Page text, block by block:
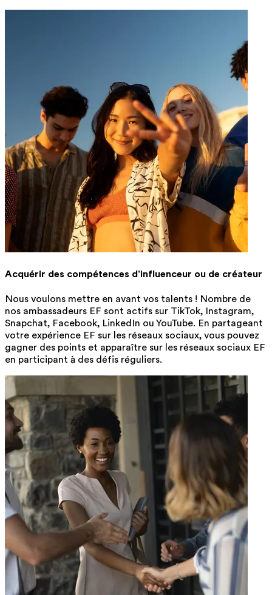
Acquérir des compétences d'influenceur ou de créateur
Nous voulons mettre en avant vos talents ! Nombre de
nos ambassadeurs EF sont actifs sur TikTok, Instagram,
Snapchat, Facebook, LinkedIn ou YouTube. En partageant
votre expérience EF sur les réseaux sociaux, vous pouvez
gagner des points et apparaître sur les réseaux sociaux EF
en participant à des défis réguliers.